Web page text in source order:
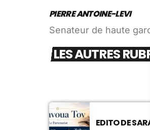
PIERRE ANTOINE-LEVI
Senateur de haute
LES AUTRES
EDITO DE